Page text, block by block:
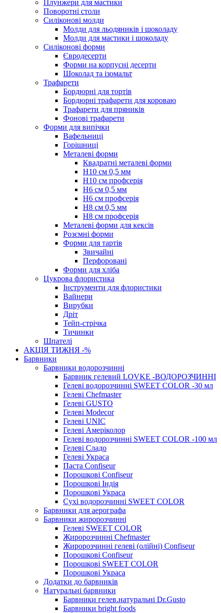
Плунжери для мастики
Поворотні столи
Силіконові молди
Молди для льодяників і шоколаду
Молди для мастики і шоколаду
Силіконові форми
Євродесерти
Форми на корпусні десерти
Шоколад та ізомальт
Трафарети
Бордюрні для тортів
Бордюрні трафарети для короваю
Трафарети для пряників
Фонові трафарети
Форми для випічки
Вафельниці
Горішниці
Металеві форми
Квадратні металеві форми
Н10 см 0,5 мм
Н10 см профсерія
Н6 см 0,5 мм
Н6 см профсерія
Н8 см 0,5 мм
Н8 см профсерія
Металеві форми для кексів
Розємні форми
Форми для тартів
Звичайні
Перфоровані
Форми для хліба
Цукрова флористика
Інструменти для флористики
Вайнери
Вирубки
Дріт
Тейп-стрічка
Тичинки
Шпателі
АКЦІЯ ТИЖНЯ -%
Барвники
Барвники водорозчинні
Барвник гелевий LOVKE -ВОДОРОЗЧИННІ
Гелеві водорозчинні SWEET COLOR -30 мл
Гелеві Chefmaster
Гелеві GUSTO
Гелеві Modecor
Гелеві UNIC
Гелеві Амеріколор
Гелеві водорозчинні SWEET COLOR -100 мл
Гелеві Сладо
Гелеві Украса
Паста Confiseur
Порошкові Confiseur
Порошкові Індія
Порошкові Украса
Сухі водорозчинні SWEET COLOR
Барвники для аерографа
Барвники жиророзчинні
Гелеві SWEET COLOR
Жиророзчинні Chefmaster
Жиророзчинні гелеві (олійні) Confiseur
Порошкові Confiseur
Порошкові SWEET COLOR
Порошкові Украса
Додатки до барвників
Натуральні барвники
Барвники гелев.натуральні Dr.Gusto
Барвники bright foods